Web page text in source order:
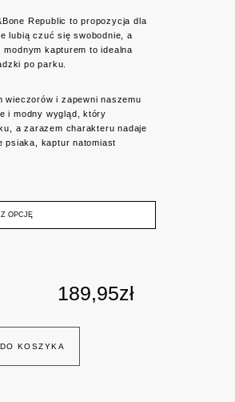
Republic to propozycja dla
lubią czuć się swobodnie, a
kapturem to idealna
po parku.
wieczorów i zapewni naszemu
i modny wygląd, który
a zarazem charakteru nadaje
psiaka, kaptur natomiast
OPCJĘ
189,95zł
KOSZYKA